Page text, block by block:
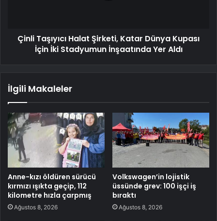
Çinli Taşıyıcı Halat Şirketi, Katar Dünya Kupası
İçin İki Stadyumun İnşaatında Yer Aldı
İlgili Makaleler
Anne-kızı öldüren sürücü
kırmızı ışıkta geçip, 112
kilometre hızla çarpmış
Ağustos 8, 2026
Volkswagen’in lojistik
üssünde grev: 100 işçi iş
bıraktı
Ağustos 8, 2026